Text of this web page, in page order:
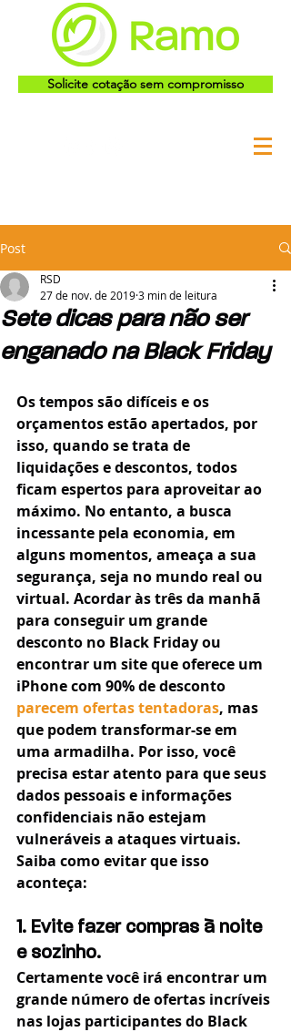
Solicite cotação sem compromisso
Post
Sete dicas para não ser
enganado na Black Friday
RSD
27 de nov. de 20193 min de leitura
Os tempos são difíceis e os
orçamentos estão apertados, por
isso, quando se trata de
liquidações e descontos, todos
ficam espertos para aproveitar ao
máximo. No entanto, a busca
incessante pela economia, em
alguns momentos, ameaça a sua
segurança, seja no mundo real ou
virtual. Acordar às três da manhã
para conseguir um grande
desconto no Black Friday ou
encontrar um site que oferece um
iPhone com 90% de desconto
parecem ofertas tentadoras, mas
que podem transformar-se em
uma armadilha. Por isso, você
precisa estar atento para que seus
dados pessoais e informações
confidenciais não estejam
vulneráveis a ataques virtuais.
Saiba como evitar que isso
aconteça:
1. Evite fazer compras à noite
e sozinho.
Certamente você irá encontrar um
grande número de ofertas incríveis
nas lojas participantes do Black